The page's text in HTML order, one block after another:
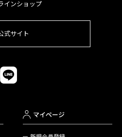
インショップ
式サイト
マイページ